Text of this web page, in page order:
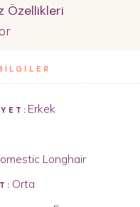
Özellikleri
Erkek
Longhair
Orta